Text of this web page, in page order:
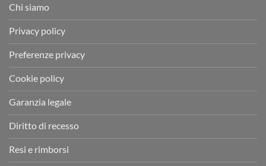
Chi siamo
Privacy policy
Preferenze privacy
Cookie policy
Garanzia legale
Diritto di recesso
Resi e rimborsi